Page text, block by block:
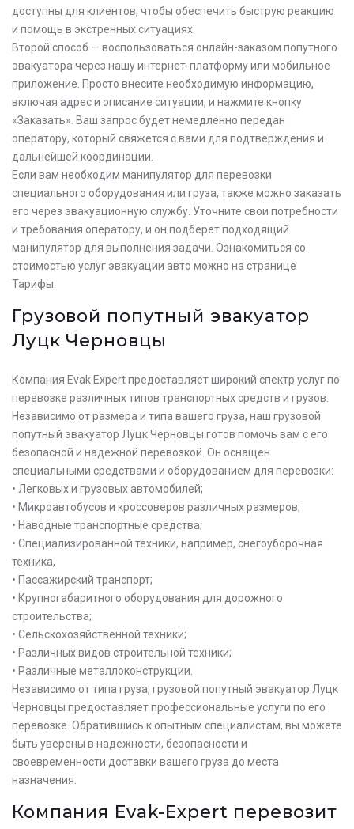
доступны для клиентов, чтобы обеспечить быструю реакцию
и помощь в экстренных ситуациях.
Второй способ — воспользоваться онлайн-заказом попутного
эвакуатора через нашу интернет-платформу или мобильное
приложение. Просто внесите необходимую информацию,
включая адрес и описание ситуации, и нажмите кнопку
«Заказать». Ваш запрос будет немедленно передан
оператору, который свяжется с вами для подтверждения и
дальнейшей координации.
Если вам необходим манипулятор для перевозки
специального оборудования или груза, также можно заказать
его через эвакуационную службу. Уточните свои потребности
и требования оператору, и он подберет подходящий
манипулятор для выполнения задачи. Ознакомиться со
стоимостью услуг эвакуации авто можно на странице
Тарифы.
Грузовой попутный эвакуатор
Луцк Черновцы
Компания Evak Expert предоставляет широкий спектр услуг по
перевозке различных типов транспортных средств и грузов.
Независимо от размера и типа вашего груза, наш грузовой
попутный эвакуатор Луцк Черновцы готов помочь вам с его
безопасной и надежной перевозкой. Он оснащен
специальными средствами и оборудованием для перевозки:
• Легковых и грузовых автомобилей;
• Микроавтобусов и кроссоверов различных размеров;
• Наводные транспортные средства;
• Специализированной техники, например, снегоуборочная
техника,
• Пассажирский транспорт;
• Крупногабаритного оборудования для дорожного
строительства;
• Сельскохозяйственной техники;
• Различных видов строительной техники;
• Различные металлоконструкции.
Независимо от типа груза, грузовой попутный эвакуатор Луцк
Черновцы предоставляет профессиональные услуги по его
перевозке. Обратившись к опытным специалистам, вы можете
быть уверены в надежности, безопасности и
своевременности доставки вашего груза до места
назначения.
Компания Evak-Expert перевозит
Оставьте заявку на просчет